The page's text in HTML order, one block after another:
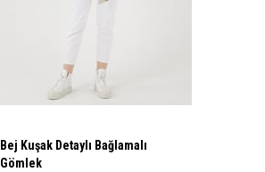
Bej Kuşak Detaylı Bağlamalı
Gömlek